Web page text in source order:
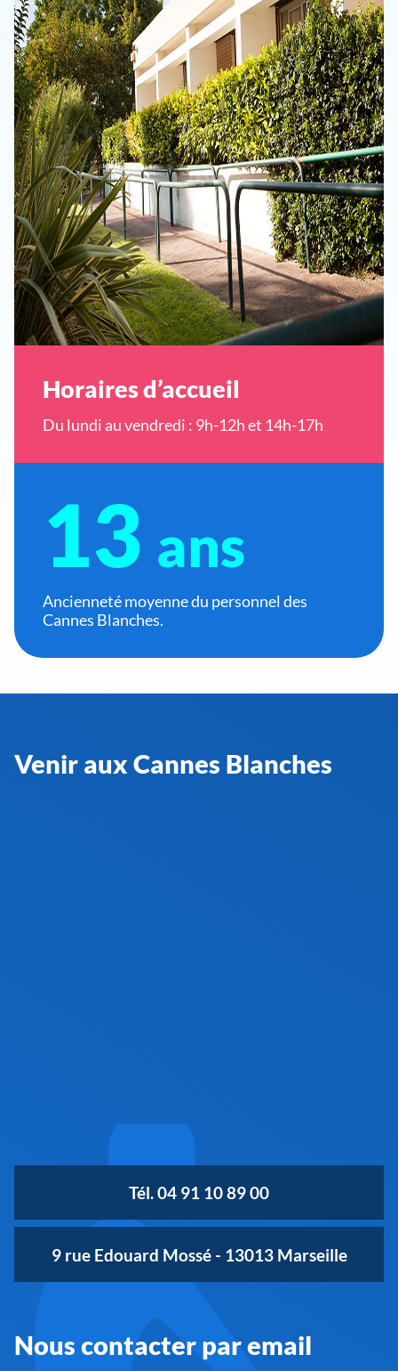
Horaires d’accueil
Du lundi au vendredi : 9h-12h et 14h-17h
13 ans
Ancienneté moyenne du personnel des
Cannes Blanches.
Venir aux Cannes Blanches
Tél. 04 91 10 89 00
9 rue Edouard Mossé - 13013 Marseille
Nous contacter par email